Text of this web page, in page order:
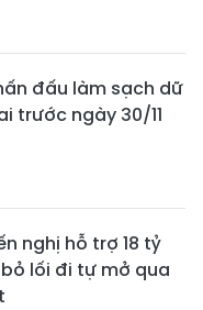
đấu làm sạch dữ
trước ngày 30/11
nghị hỗ trợ 18 tỷ
lối đi tự mở qua